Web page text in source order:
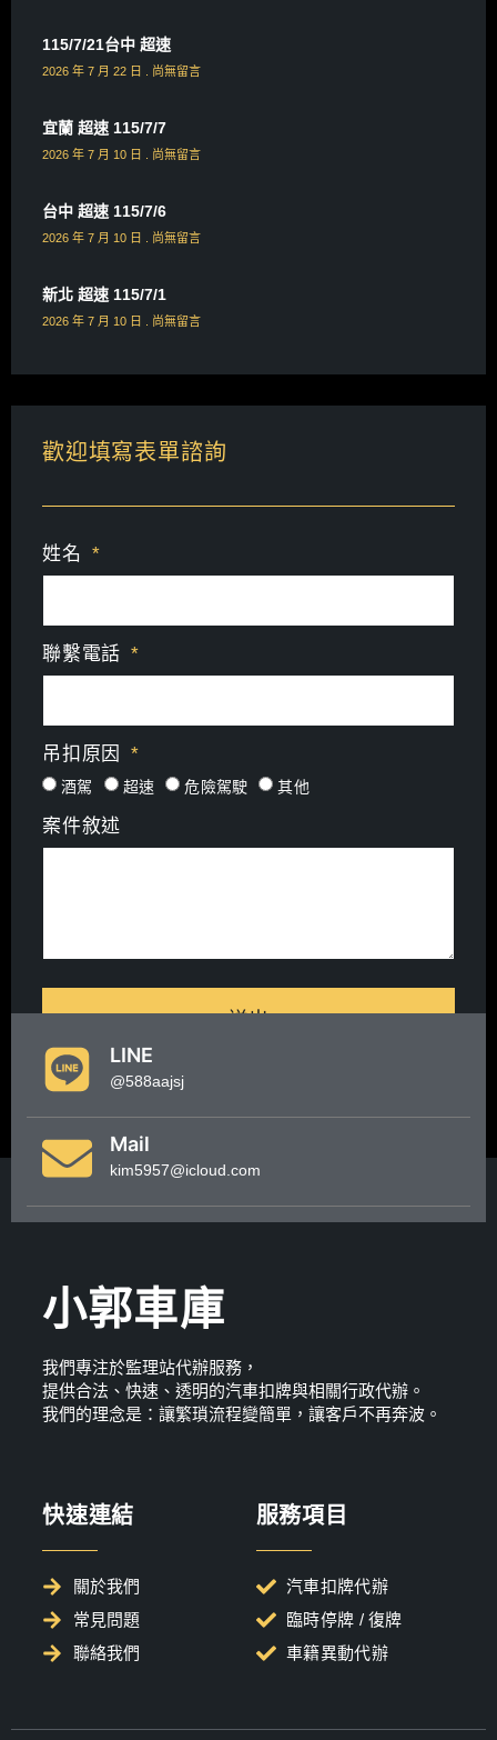
115/7/21台中 超速
2026 年 7 月 22 日 尚無留言
宜蘭 超速 115/7/7
2026 年 7 月 10 日 尚無留言
台中 超速 115/7/6
2026 年 7 月 10 日 尚無留言
新北 超速 115/7/1
2026 年 7 月 10 日 尚無留言
歡迎填寫表單諮詢
姓名
聯繫電話
吊扣原因
酒駕 超速 危險駕駛 其他
案件敘述
送出
LINE
@588aajsj
Mail
kim5957@icloud.com
小郭車庫
我們專注於監理站代辦服務，
提供合法、快速、透明的汽車扣牌與相關行政代辦。
我們的理念是：讓繁瑣流程變簡單，讓客戶不再奔波。
快速連結
關於我們
常見問題
聯絡我們
服務項目
汽車扣牌代辦
臨時停牌 / 復牌
車籍異動代辦